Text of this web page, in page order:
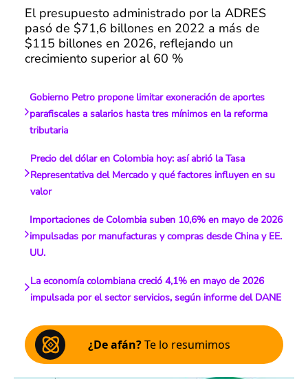
El presupuesto administrado por la ADRES
pasó de $71,6 billones en 2022 a más de
$115 billones en 2026, reflejando un
crecimiento superior al 60 %
Gobierno Petro propone limitar exoneración de aportes
parafiscales a salarios hasta tres mínimos en la reforma
tributaria
Precio del dólar en Colombia hoy: así abrió la Tasa
Representativa del Mercado y qué factores influyen en su
valor
Importaciones de Colombia suben 10,6% en mayo de 2026
impulsadas por manufacturas y compras desde China y EE.
UU.
La economía colombiana creció 4,1% en mayo de 2026
impulsada por el sector servicios, según informe del DANE
¿De afán?Te lo resumimos